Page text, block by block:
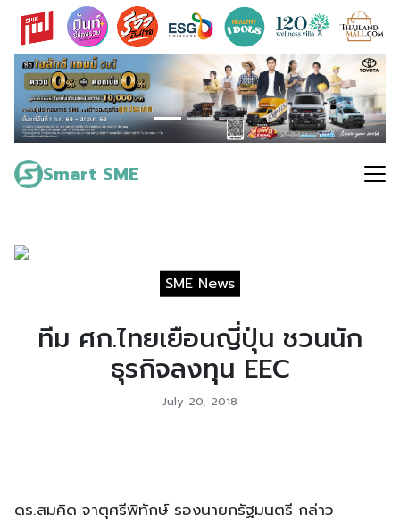
Skip
content
Smart SME
Search
for:
SME News
ทีม ศก.ไทยเยือนญี่ปุ่น ชวนนัก
ธุรกิจลงทุน EEC
July 20, 2018
ดร.สมคิด จาตุศรีพิทักษ์ รองนายกรัฐมนตรี กล่าว